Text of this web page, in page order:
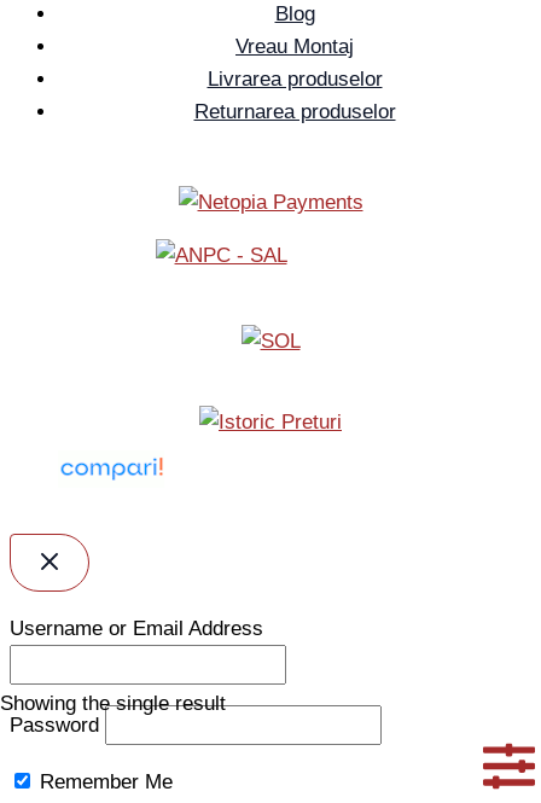
Showing the single result
Blog
Vreau Montaj
Livrarea produselor
Returnarea produselor
Username or Email Address
Password
Remember Me